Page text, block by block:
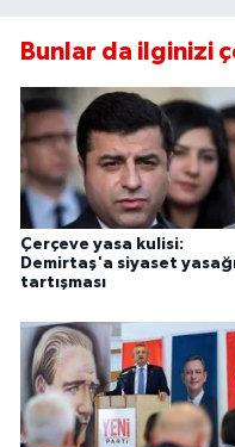
Bunlar da ilginizi
Çerçeve yasa kulisi:
Demirtaş'a siyaset
tartışması